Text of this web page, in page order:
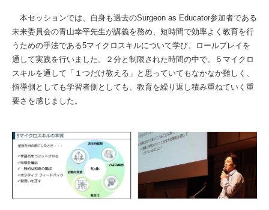
本セッションでは、自身も過去のSurgeon as Educator参加者である
未来委員会の青山幸平先生が講義を務め、短時間で効率よく教育を行
うための手法である5マイクロスキルについて学び、ロールプレイを
通して実践を行いました。２分と制限された時間の中で、５マイクロ
スキルを通して「１つだけ教える」と思っていてもなかなか難しく、
指導側としても学習者側としても、教育を繰り返し積み重ねていく重
要さを感じました。